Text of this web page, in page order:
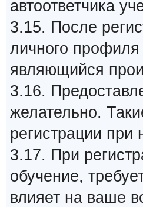
автоответчика
3.15. После
личного
являющийся
3.16.
желательно.
регистрации при
3.17. При
обучение,
влияет на ваше